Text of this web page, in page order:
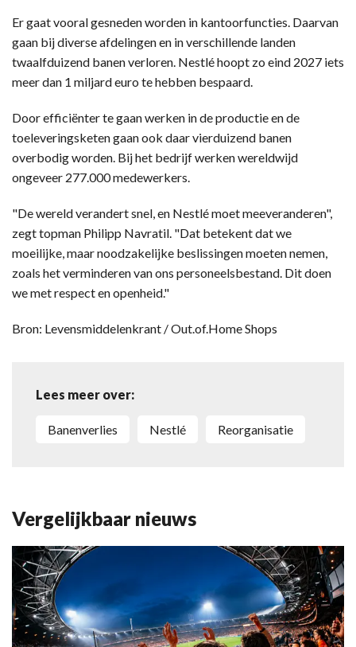
Er gaat vooral gesneden worden in kantoorfuncties. Daarvan
gaan bij diverse afdelingen en in verschillende landen
twaalfduizend banen verloren. Nestlé hoopt zo eind 2027 iets
meer dan 1 miljard euro te hebben bespaard.
Door efficiënter te gaan werken in de productie en de
toeleveringsketen gaan ook daar vierduizend banen
overbodig worden. Bij het bedrijf werken wereldwijd
ongeveer 277.000 medewerkers.
"De wereld verandert snel, en Nestlé moet meeveranderen",
zegt topman Philipp Navratil. "Dat betekent dat we
moeilijke, maar noodzakelijke beslissingen moeten nemen,
zoals het verminderen van ons personeelsbestand. Dit doen
we met respect en openheid."
Bron: Levensmiddelenkrant / Out.of.Home Shops
Lees meer over:
banenverlies Nestlé reorganisatie
Vergelijkbaar nieuws